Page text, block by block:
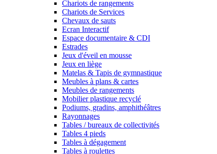
Chariots de rangements
Chariots de Services
Chevaux de sauts
Ecran Interactif
Espace documentaire & CDI
Estrades
Jeux d'éveil en mousse
Jeux en liège
Matelas & Tapis de gymnastique
Meubles à plans & cartes
Meubles de rangements
Mobilier plastique recyclé
Podiums, gradins, amphithéâtres
Rayonnages
Tables / bureaux de collectivités
Tables 4 pieds
Tables à dégagement
Tables à roulettes